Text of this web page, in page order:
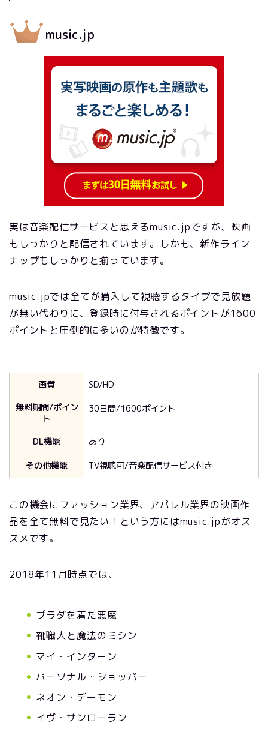
music.jp
実は音楽配信サービスと思えるmusic.jpですが、映画
もしっかりと配信されています。しかも、新作ライン
ナップもしっかりと揃っています。
music.jpでは全てが購入して視聴するタイプで見放題
が無い代わりに、登録時に付与されるポイントが1600
ポイントと圧倒的に多いのが特徴です。
画質
SD/HD
無料期間/ポイン
ト
30日間/1600ポイント
DL機能
あり
その他機能
TV視聴可/音楽配信サービス付き
この機会にファッション業界、アパレル業界の映画作
品を全て無料で見たい！という方にはmusic.jpがオス
スメです。
2018年11月時点では、
プラダを着た悪魔
靴職人と魔法のミシン
マイ・インターン
パーソナル・ショッパー
ネオン・デーモン
イヴ・サンローラン